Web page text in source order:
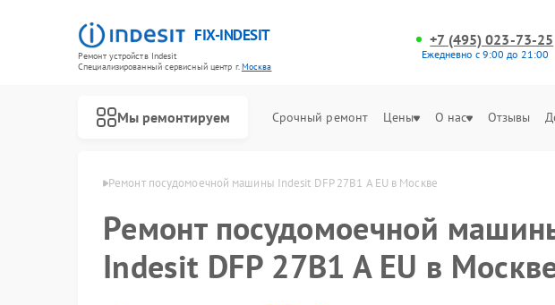
FIX-INDESIT
Ремонт устройств Indesit
Специализированный cервисный центр г.Москва
+7 (495) 023-73-25
Ежедневно с 9:00 до 21:00
Мы ремонтируем Срочный ремонт Цены О нас Отзывы
Indesit в Москве Ремонт посудомоечной машины Indesit DFP 27B1 A EU в Москве
Ремонт посудомоечной
Indesit DFP 27B1 A EU в